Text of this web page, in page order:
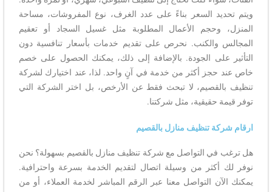
ويتم تحديد السعر بناءً على عدد الغرف، نوع المفروشات، مساحة
المنزل، وحجم الأعمال المطلوبة مثل غسيل السجاد أو تعقيم
المجالس والكنب. نحرص على تقديم خدمات بأسعار تنافسية دون
التأثير على الجودة. بالإضافة إلى ذلك، يمكنك الحصول على خصم
خاص عند حجز أكثر من خدمة في آنٍ واحد. لذا، عند اختيارك لشركة
تنظيف بالقصيم، لا تبحث فقط عن الأرخص، بل اختر الشركة التي
توفر قيمة حقيقية، مثل شركتنا.
ارقام شركة تنظيف منازل بالقصيم
هل ترغب في التواصل مع شركة تنظيف منازل بالقصيم بسهولة؟ نحن
نوفر لك أكثر من وسيلة اتصال لتقديم الخدمة بسرعة واحترافية.
يمكنك الآن التواصل معنا عبر الرقم المباشر لخدمة العملاء، أو من